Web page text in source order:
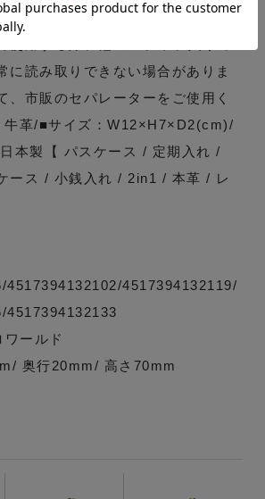
。※交通系ICカード等、非接触型
に読み取りできない場合がありま
、市販のセパレーターをご使用く
牛革/■サイズ：W12×H7×D2(cm)/
本製【 パスケース / 定期入れ /
ース / 小銭入れ / 2in1 / 本革 / レ
4517394132102/4517394132119/
4517394132133
ールド
奥行20mm/ 高さ70mm